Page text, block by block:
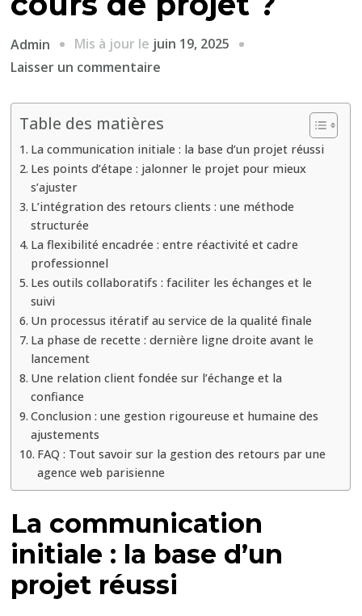
Admin Mis à jour le juin 19, 2025
Laisser un commentaire
agence
web
à
t-
les
et
ajustements
en
de
?
Table des matières
La communication initiale : la base d’un projet réussi
Les points d’étape : jalonner le projet pour mieux
s’ajuster
L’intégration des retours clients : une méthode
structurée
La flexibilité encadrée : entre réactivité et cadre
professionnel
Les outils collaboratifs : faciliter les échanges et le
suivi
Un processus itératif au service de la qualité finale
La phase de recette : dernière ligne droite avant le
lancement
Une relation client fondée sur l’échange et la
confiance
Conclusion : une gestion rigoureuse et humaine des
ajustements
FAQ : Tout savoir sur la gestion des retours par une
agence web parisienne
La communication
initiale : la base d’un
projet réussi